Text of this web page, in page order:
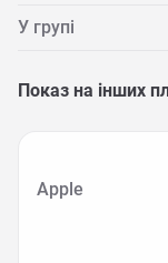
У групі
Показ на інших
Apple